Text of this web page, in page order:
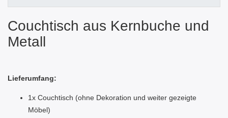
Couchtisch aus Kernbuche und
Metall
Lieferumfang:
1x Couchtisch (ohne Dekoration und weiter gezeigte
Möbel)